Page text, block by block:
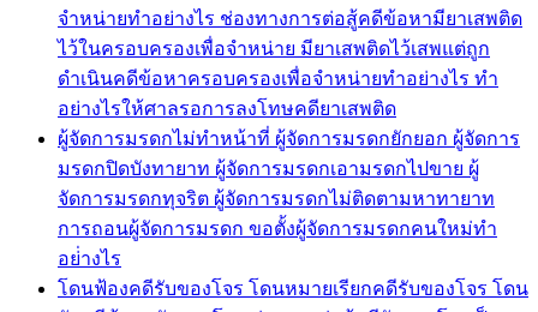
จำหน่ายทำอย่างไร ช่องทางการต่อสู้คดีข้อหามียาเสพติด
ไว้ในครอบครองเพื่อจำหน่าย มียาเสพติดไว้เสพแต่ถูก
ดำเนินคดีข้อหาครอบครองเพื่อจำหน่ายทำอย่างไร ทำ
อย่างไรให้ศาลรอการลงโทษคดียาเสพติด
ผู้จัดการมรดกไม่ทำหน้าที่ ผู้จัดการมรดกยักยอก ผู้จัดการ
มรดกปิดบังทายาท ผู้จัดการมรดกเอามรดกไปขาย ผู้
จัดการมรดกทุจริต ผู้จัดการมรดกไม่ติดตามหาทายาท
การถอนผู้จัดการมรดก ขอตั้งผู้จัดการมรดกคนใหม่ทำ
อย่่างไร
โดนฟ้องคดีรับของโจร โดนหมายเรียกคดีรับของโจร โดน